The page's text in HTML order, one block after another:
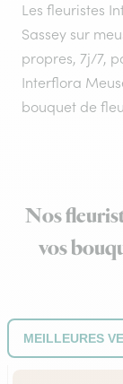
Les fleuristes
Sassey sur
propres, 7j/7,
Interflora
bouquet de
Nos
vos